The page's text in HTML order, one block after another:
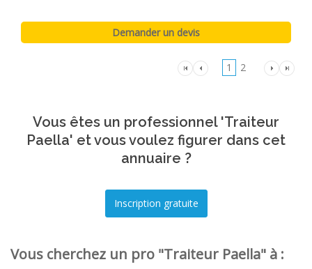
1 2
Vous êtes un professionnel 'Traiteur
Paella' et vous voulez figurer dans cet
annuaire ?
Vous cherchez un pro "Traiteur Paella" à :